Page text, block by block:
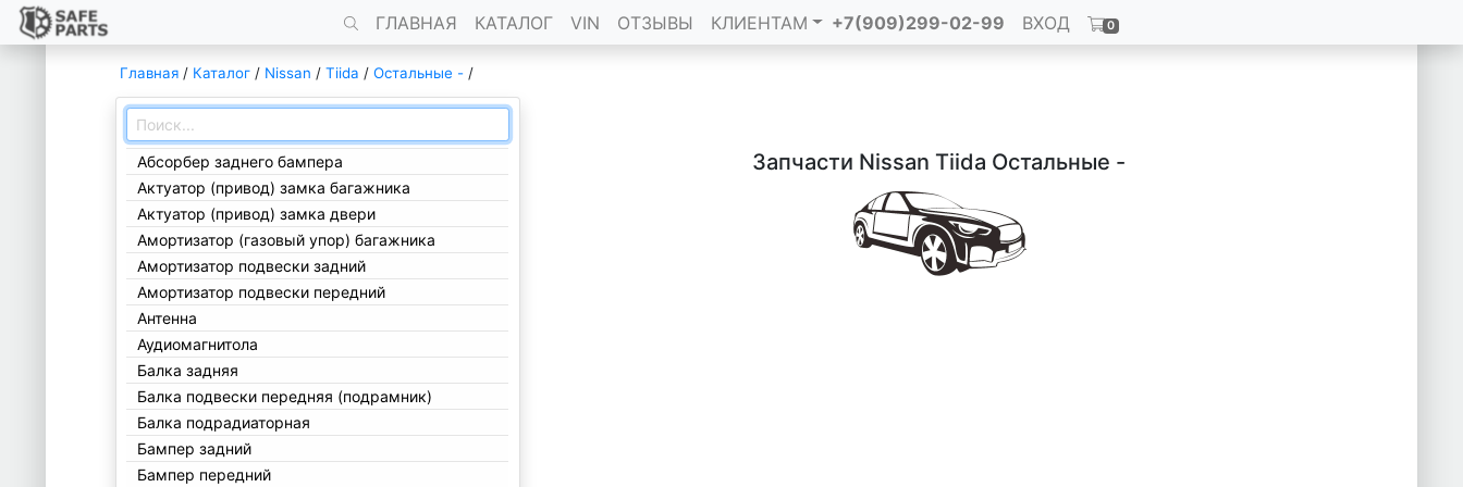
ГЛАВНАЯ КАТАЛОГ VIN ОТЗЫВЫ КЛИЕНТАМ +7(909)299-02-99 ВХОД 0
Главная / Каталог / Nissan / Tiida / Остальные - /
Абсорбер заднего бампера
Актуатор (привод) замка багажника
Актуатор (привод) замка двери
Амортизатор (газовый упор) багажника
Амортизатор подвески задний
Амортизатор подвески передний
Антенна
Аудиомагнитола
Балка задняя
Балка подвески передняя (подрамник)
Балка подрадиаторная
Бампер задний
Бампер передний
Запчасти Nissan Tiida Остальные -